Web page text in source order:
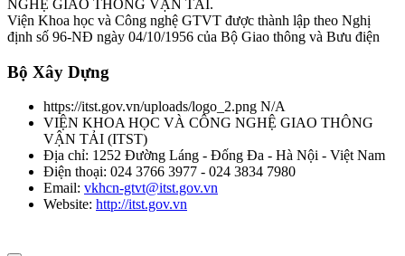
TCVN 6565:2006
động cơ cháy do nén. Yêu cầu và phương pháp thử trong phê duyệt
kiểu
Thời gian đăng: 06/08/2026
lượt xem: 1043 | lượt tải:0
TCVN 5418-91
NGHỆ GIAO THÔNG VẬN TẢI.
Viện Khoa học và Công nghệ GTVT được thành lập theo Nghị
định số 96-NĐ ngày 04/10/1956 của Bộ Giao thông và Bưu điện
Bộ Xây Dựng
https://itst.gov.vn/uploads/logo_2.png N/A
VIỆN KHOA HỌC VÀ CÔNG NGHỆ GIAO THÔNG
VẬN TẢI (ITST)
Địa chỉ: 1252 Đường Láng - Đống Đa - Hà Nội - Việt Nam
Điện thoại: 024 3766 3977 - 024 3834 7980
Email: vkhcn-gtvt@itst.gov.vn
Website: http://itst.gov.vn